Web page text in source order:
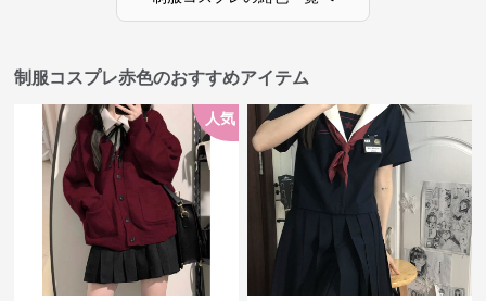
制服コスプレ赤色のおすすめアイテム
人気